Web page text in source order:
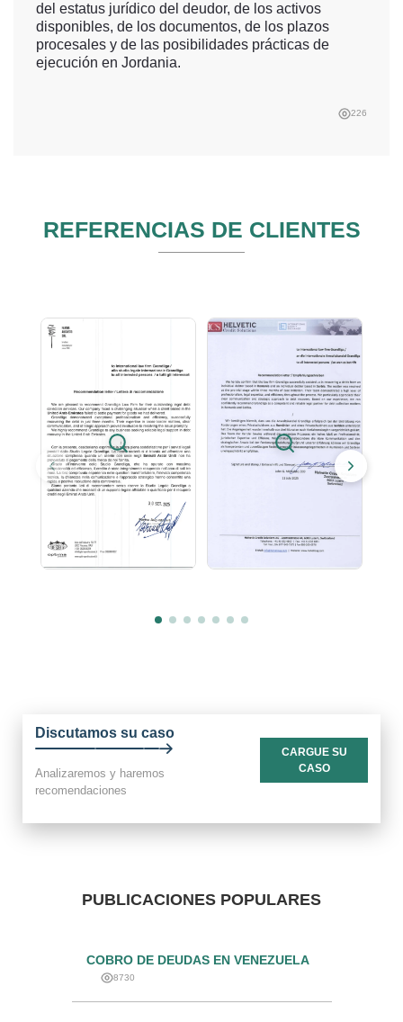
PUBLICACIONES POPULARES
COBRO DE DEUDAS EN VENEZUELA
8730
del estatus jurídico del deudor, de los activos
disponibles, de los documentos, de los plazos
procesales y de las posibilidades prácticas de
ejecución en Jordania.
226
REFERENCIAS DE CLIENTES
Discutamos su caso
Analizaremos y haremos
recomendaciones
CARGUE SU
CASO